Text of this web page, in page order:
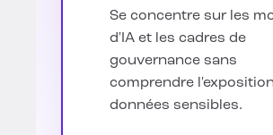
Se concentre sur les
d'IA et les cadres de
gouvernance sans
comprendre
données sensibles.